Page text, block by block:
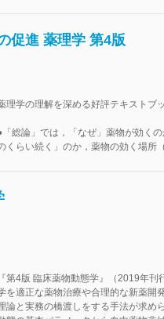
促進 薬理学 第4版
理学の理解を深める好評テキストブ
「総論」では，「なぜ」薬物が効く
くらい続く」のか，薬物の効く場所
『第4版 臨床薬物動態学』（2019年
を適正な薬物治療や合理的な新薬開
論と実務の橋渡しをする手法が求め